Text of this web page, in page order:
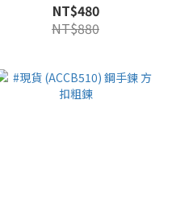
NT$480
NT$880